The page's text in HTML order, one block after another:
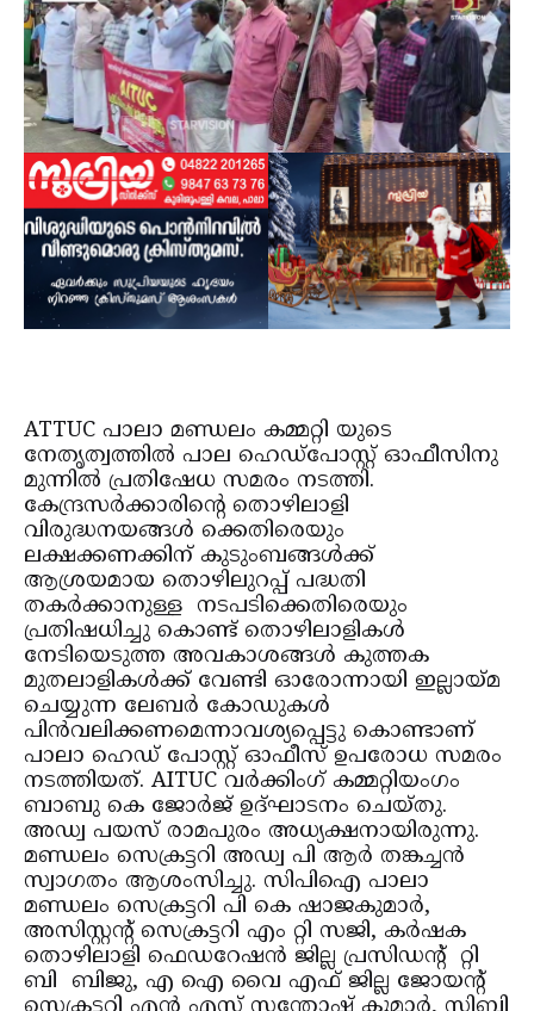
ATTUC പാലാ മണ്ഡലം കമ്മറ്റി യുടെ
നേതൃത്വത്തില്‍ പാല ഹെഡ്‌പോസ്റ്റ് ഓഫീസിനു
മുന്നില്‍ പ്രതിഷേധ സമരം നടത്തി.
കേന്ദ്രസര്‍ക്കാരിന്റെ തൊഴിലാളി
വിരുദ്ധനയങ്ങള്‍ ക്കെതിരെയും
ലക്ഷക്കണക്കിന് കുടുംബങ്ങള്‍ക്ക്
ആശ്രയമായ തൊഴിലുറപ്പ് പദ്ധതി
തകര്‍ക്കാനുള്ള നടപടിക്കെതിരെയും
പ്രതിഷധിച്ചു കൊണ്ട് തൊഴിലാളികള്‍
നേടിയെടുത്ത അവകാശങ്ങള്‍ കുത്തക
മുതലാളികള്‍ക്ക് വേണ്ടി ഓരോന്നായി ഇല്ലായ്മ
ചെയ്യുന്ന ലേബര്‍ കോഡുകള്‍
പിന്‍വലിക്കണമെന്നാവശ്യപ്പെട്ടു കൊണ്ടാണ്
പാലാ ഹെഡ് പോസ്റ്റ് ഓഫീസ് ഉപരോധ സമരം
നടത്തിയത്. AITUC വര്‍ക്കിംഗ് കമ്മറ്റിയംഗം
ബാബു കെ ജോര്‍ജ് ഉദ്ഘാടനം ചെയ്തു.
അഡ്വ പയസ് രാമപുരം അധ്യക്ഷനായിരുന്നു.
മണ്ഡലം സെക്രട്ടറി അഡ്വ പി ആര്‍ തങ്കച്ചന്‍
സ്വാഗതം ആശംസിച്ചു. സിപിഐ പാലാ
മണ്ഡലം സെക്രട്ടറി പി കെ ഷാജകുമാര്‍,
അസിസ്റ്റന്റ് സെക്രട്ടറി എം റ്റി സജി, കര്‍ഷക
തൊഴിലാളി ഫെഡറേഷന്‍ ജില്ല പ്രസിഡന്റ് റ്റി
ബി ബിജു, എ ഐ വൈ എഫ് ജില്ല ജോയന്റ്